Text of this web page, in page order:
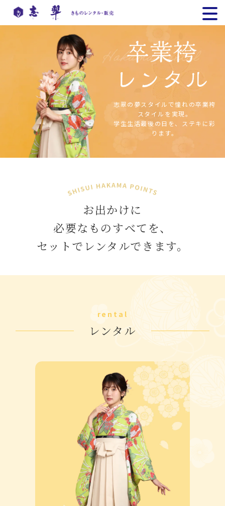
志翠の夢スタイルで憧れの卒業袴
スタイルを実現。
学生生活最後の日を、ステキに彩
ります。
お出かけに
必要なものすべてを、
セットでレンタルできます。
rental
レンタル